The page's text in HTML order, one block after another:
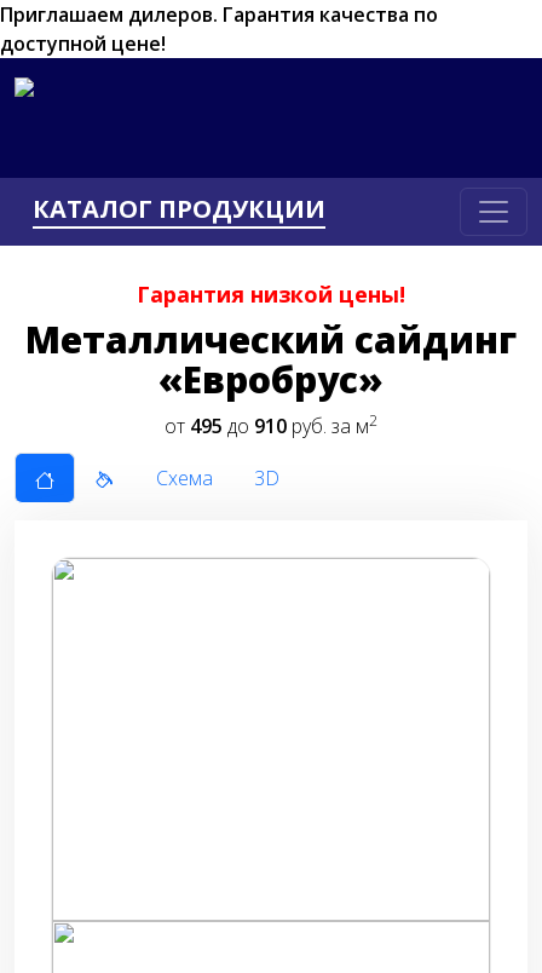
Приглашаем дилеров. Гарантия качества по
доступной цене!
КАТАЛОГ ПРОДУКЦИИ
Гарантия низкой цены!
Металлический сайдинг
«Евробрус»
от 495 до 910 руб. за м2
Схема 3D